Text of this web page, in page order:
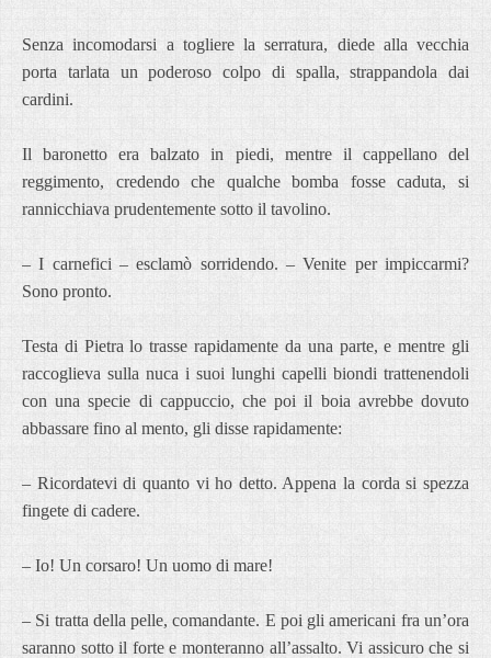
Senza incomodarsi a togliere la serratura, diede alla vecchia
porta tarlata un poderoso colpo di spalla, strappandola dai
cardini.
Il baronetto era balzato in piedi, mentre il cappellano del
reggimento, credendo che qualche bomba fosse caduta, si
rannicchiava prudentemente sotto il tavolino.
– I carnefici – esclamò sorridendo. – Venite per impiccarmi?
Sono pronto.
Testa di Pietra lo trasse rapidamente da una parte, e mentre gli
raccoglieva sulla nuca i suoi lunghi capelli biondi trattenendoli
con una specie di cappuccio, che poi il boia avrebbe dovuto
abbassare fino al mento, gli disse rapidamente:
– Ricordatevi di quanto vi ho detto. Appena la corda si spezza
fingete di cadere.
– Io! Un corsaro! Un uomo di mare!
– Si tratta della pelle, comandante. E poi gli americani fra un’ora
saranno sotto il forte e monteranno all’assalto. Vi assicuro che si